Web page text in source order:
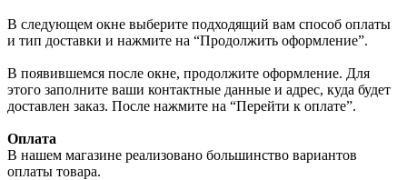
В следующем окне выберите подходящий вам способ оплаты
и тип доставки и нажмите на “Продолжить оформление”.
В появившемся после окне, продолжите оформление. Для
этого заполните ваши контактные данные и адрес, куда будет
доставлен заказ. После нажмите на “Перейти к оплате”.
Оплата
В нашем магазине реализовано большинство вариантов
оплаты товара.